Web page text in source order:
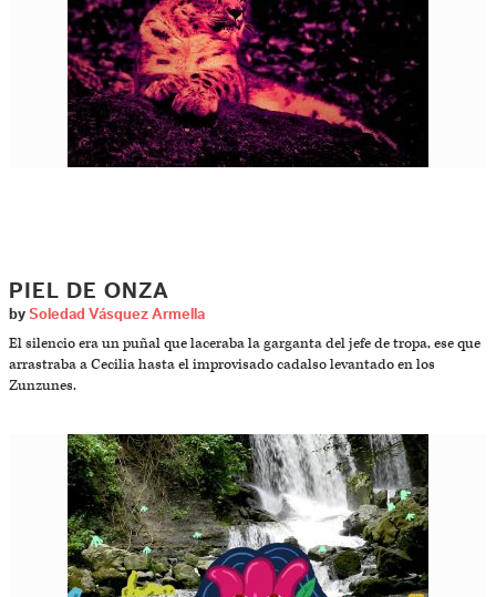
PIEL DE ONZA
by Soledad Vásquez Armella
El silencio era un puñal que laceraba la garganta del jefe de tropa, ese que
arrastraba a Cecilia hasta el improvisado cadalso levantado en los
Zunzunes.